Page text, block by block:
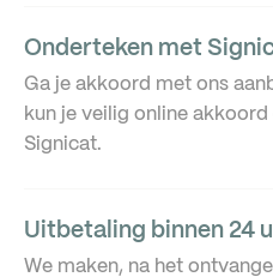
Onderteken met
Ga je akkoord met ons
kun je veilig online akkoord
Signicat.
Uitbetaling binnen 24
We maken, na het